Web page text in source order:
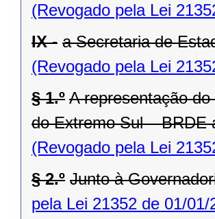
(Revogado pela Lei
IX - a Secretaria de
(Revogado pela Lei
§ 1.º A representação
do Extremo Sul – BRDE
(Revogado pela Lei
§ 2.º Junto à
pela Lei 21352 de 01/01/